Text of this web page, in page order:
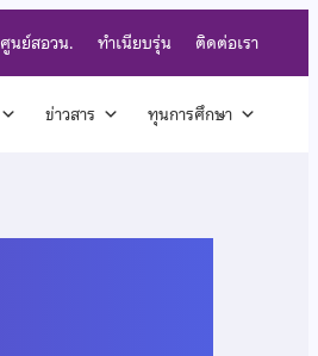
ศูนย์สอวน. ทำเนียบรุ่น ติดต่อเรา
ข่าวสาร ทุนการศึกษา